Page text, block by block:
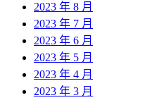
2023 年 8 月
2023 年 7 月
2023 年 6 月
2023 年 5 月
2023 年 4 月
2023 年 3 月